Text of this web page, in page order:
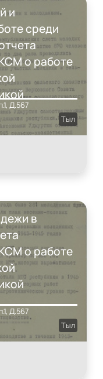
и
среди
о работе
Д.567
Тыл
в
о работе
Д.567
Тыл